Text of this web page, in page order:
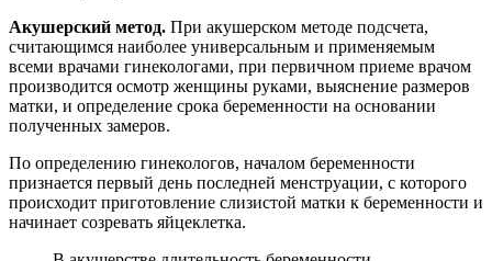
Акушерский метод. При акушерском методе подсчета,
считающимся наиболее универсальным и применяемым
всеми врачами гинекологами, при первичном приеме врачом
производится осмотр женщины руками, выяснение размеров
матки, и определение срока беременности на основании
полученных замеров.
По определению гинекологов, началом беременности
признается первый день последней менструации, с которого
происходит приготовление слизистой матки к беременности и
начинает созревать яйцеклетка.